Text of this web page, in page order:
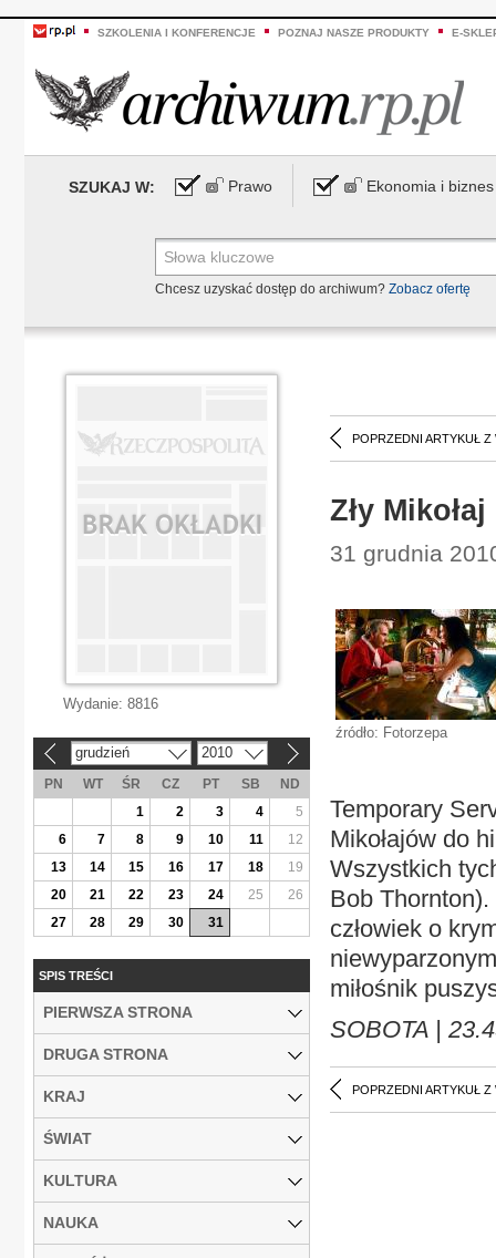
SZKOLENIA I KONFERENCJE POZNAJ NASZE PRODUKTY E-
SZUKAJ W: Prawo Ekonomia i biznes
Chcesz uzyskać dostęp do archiwum? Zobacz ofertę
POPRZEDNI ARTYKUŁ Z
Zły Mikołaj
31 grudnia
źródło: Fotorzepa
Temporary
Mikołajów do
Wszystkich
Bob
człowiek o
miłośnik
SOBOTA |
POPRZEDNI ARTYKUŁ Z
Wydanie: 8816
grudzień 2010
PN WT ŚR CZ PT SB
ND
1
2 3 4
5
6
7 8 9 10 11
12
13
14 15 16 17 18
19
20
21 22 23 24 25
26
27
28 29 30 31
SPIS TREŚCI
PIERWSZA STRONA
DRUGA STRONA
KRAJ
ŚWIAT
KULTURA
NAUKA